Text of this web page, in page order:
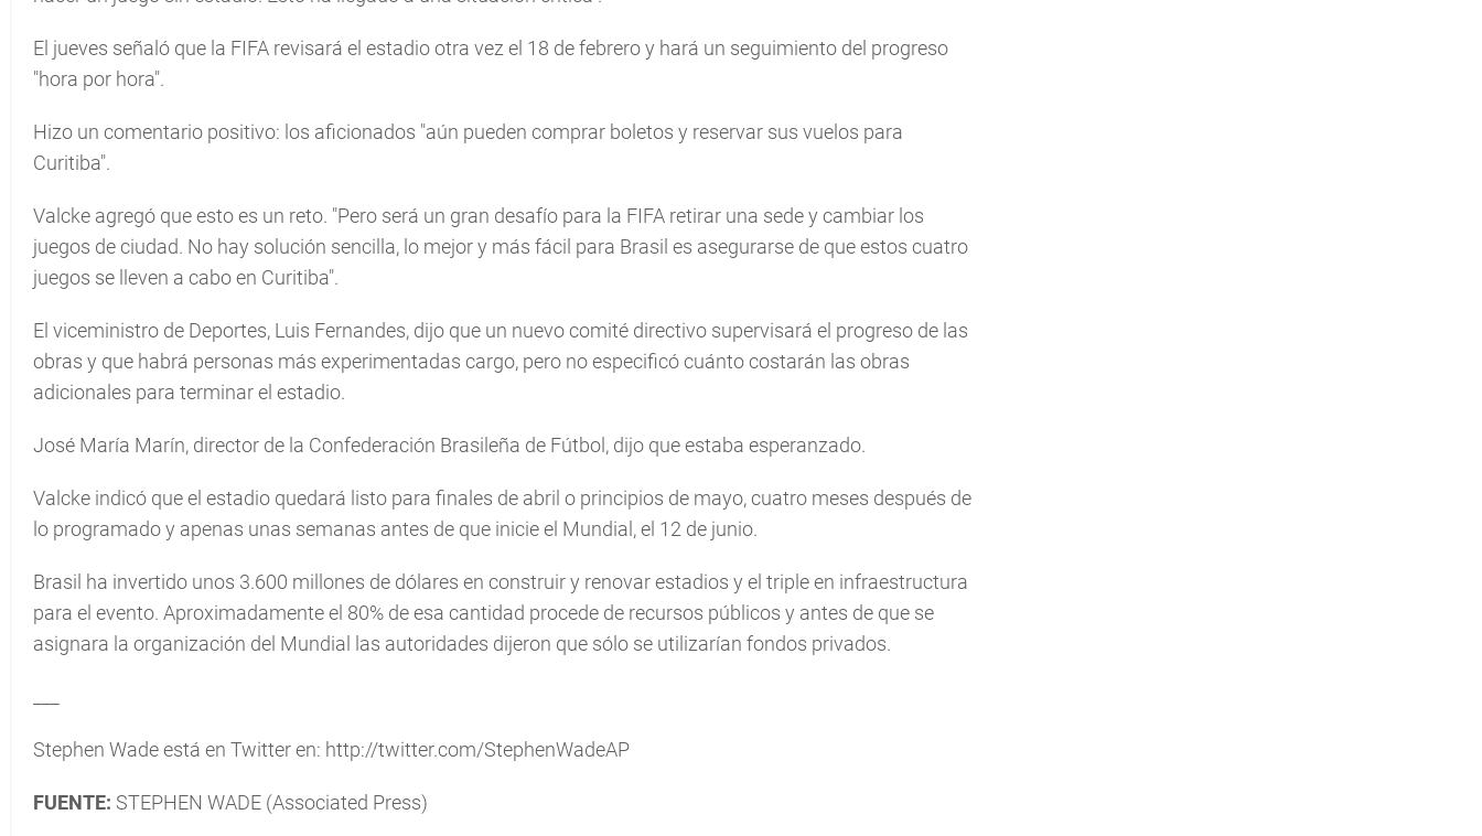
El jueves señaló que la FIFA revisará el estadio otra vez el 18 de febrero y hará un seguimiento del progreso
"hora por hora".
Hizo un comentario positivo: los aficionados "aún pueden comprar boletos y reservar sus vuelos para
Curitiba".
Valcke agregó que esto es un reto. "Pero será un gran desafío para la FIFA retirar una sede y cambiar los
juegos de ciudad. No hay solución sencilla, lo mejor y más fácil para Brasil es asegurarse de que estos cuatro
juegos se lleven a cabo en Curitiba".
El viceministro de Deportes, Luis Fernandes, dijo que un nuevo comité directivo supervisará el progreso de las
obras y que habrá personas más experimentadas cargo, pero no especificó cuánto costarán las obras
adicionales para terminar el estadio.
José María Marín, director de la Confederación Brasileña de Fútbol, dijo que estaba esperanzado.
Valcke indicó que el estadio quedará listo para finales de abril o principios de mayo, cuatro meses después de
lo programado y apenas unas semanas antes de que inicie el Mundial, el 12 de junio.
Brasil ha invertido unos 3.600 millones de dólares en construir y renovar estadios y el triple en infraestructura
para el evento. Aproximadamente el 80% de esa cantidad procede de recursos públicos y antes de que se
asignara la organización del Mundial las autoridades dijeron que sólo se utilizarían fondos privados.
Stephen Wade está en Twitter en: http://twitter.com/StephenWadeAP
FUENTE: STEPHEN WADE (Associated Press)